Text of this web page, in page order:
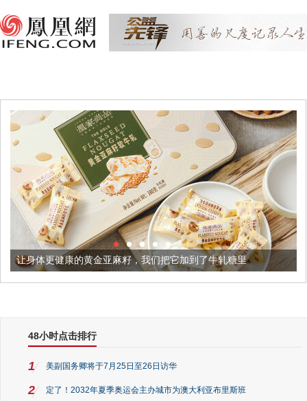
健康的黄金亚麻籽，我们把它加到了牛轧糖里 被列入佛
48小时点击排行
1 美副国务卿将于7月25日至26日访华
2 定了！2032年夏季奥运会主办城市为澳大利亚布里斯班